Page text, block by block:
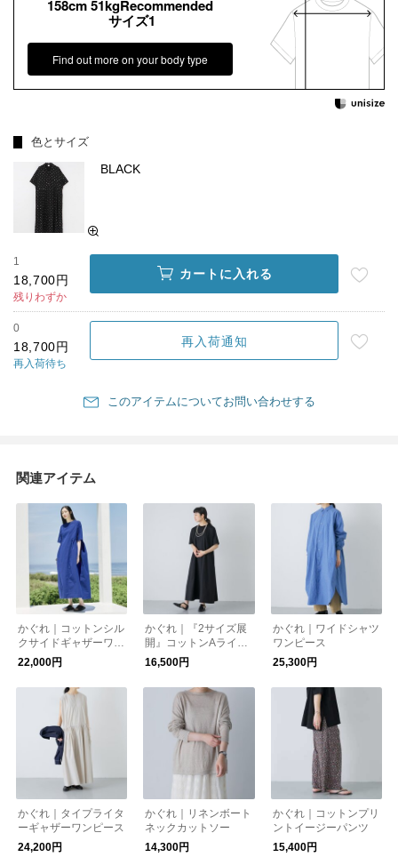
158cm 51kgRecommended
サイズ1
Find out more on your body type
色とサイズ
BLACK
1
18,700円
残りわずか
カートに入れる
0
18,700円
再入荷待ち
再入荷通知
このアイテムについてお問い合わせする
関連アイテム
かぐれ｜コットンシル
クサイドギャザーワン
ピース
22,000円
かぐれ｜『2サイズ展
開』コットンAライン
カットワンピース
16,500円
かぐれ｜ワイドシャツ
ワンピース
25,300円
かぐれ｜タイプライタ
ーギャザーワンピース
24,200円
かぐれ｜リネンボート
ネックカットソー
14,300円
かぐれ｜コットンプリ
ントイージーパンツ
15,400円